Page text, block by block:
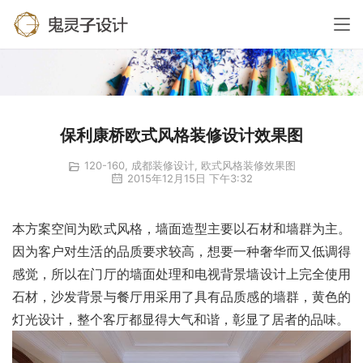
保利康桥欧式风格装修设计效果图
120-160, 成都装修设计, 欧式风格装修效果图
2015年12月15日 下午3:32
本方案空间为欧式风格，墙面造型主要以石材和墙群为主。
因为客户对生活的品质要求较高，想要一种奢华而又低调得
感觉，所以在门厅的墙面处理和电视背景墙设计上完全使用
石材，沙发背景与餐厅用采用了具有品质感的墙群，黄色的
灯光设计，整个客厅都显得大气和谐，彰显了居者的品味。